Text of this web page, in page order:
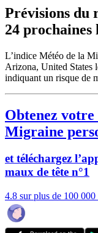
Prévisions du
24 prochaines
L’indice Météo de la
Arizona, United States
indiquant un risque de
Obtenez
Migraine
et téléchargez
maux de tête n°1
4.8 sur plus de 100 000